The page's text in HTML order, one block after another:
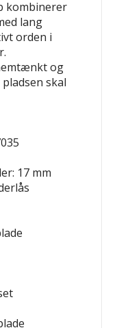
kombinerer
lang
orden i
og
skal
17 mm